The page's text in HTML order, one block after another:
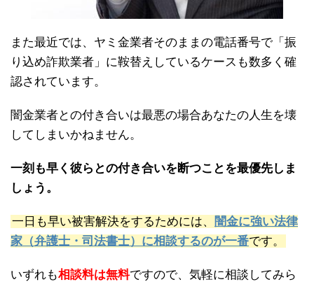
また最近では、ヤミ金業者そのままの電話番号で「振
り込め詐欺業者」に鞍替えしているケースも数多く確
認されています。
闇金業者との付き合いは最悪の場合あなたの人生を壊
してしまいかねません。
一刻も早く彼らとの付き合いを断つことを最優先しま
しょう。
一日も早い被害解決をするためには、
闇金に強い法律
家（弁護士・司法書士）に相談するのが一番です。
いずれも相談料は無料ですので、気軽に相談してみら